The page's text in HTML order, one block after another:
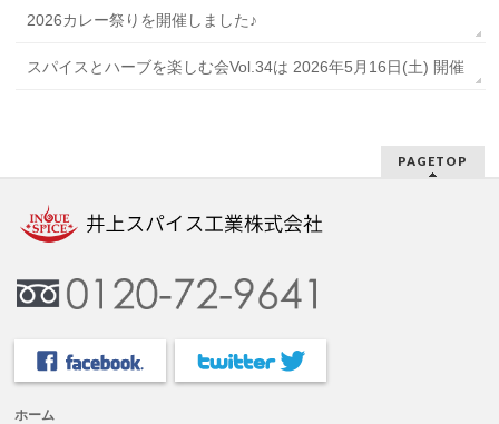
2026カレー祭りを開催しました♪
スパイスとハーブを楽しむ会Vol.34は 2026年5月16日(土) 開催
PAGETOP
ホーム